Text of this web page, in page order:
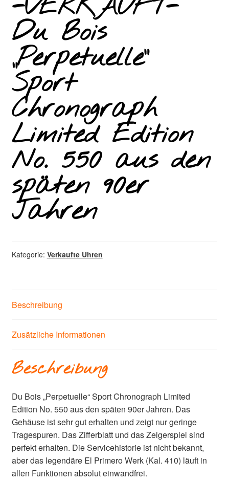
Du Bois
„Perpetuelle“
Sport
Chronograph
Limited Edition
No. 550 aus den
späten 90er
Jahren
Kategorie: Verkaufte Uhren
Beschreibung
Zusätzliche Informationen
Beschreibung
Du Bois „Perpetuelle“ Sport Chronograph Limited
Edition No. 550 aus den späten 90er Jahren. Das
Gehäuse ist sehr gut erhalten und zeigt nur geringe
Tragespuren. Das Zifferblatt und das Zeigerspiel sind
perfekt erhalten. Die Servicehistorie ist nicht bekannt,
aber das legendäre El Primero Werk (Kal. 410) läuft in
allen Funktionen absolut einwandfrei.